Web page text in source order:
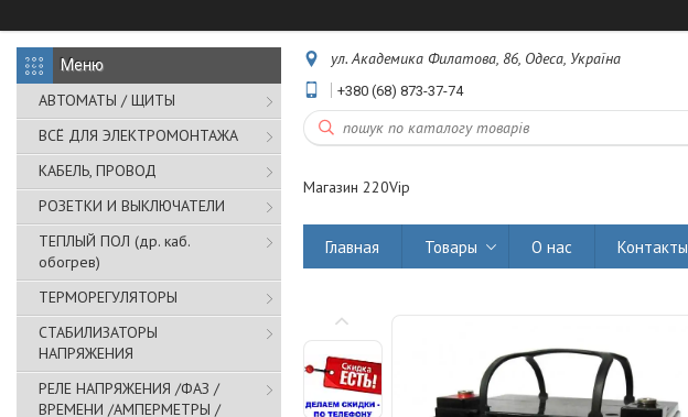
АВТОМАТЫ / ЩИТЫ
ВСЁ ДЛЯ ЭЛЕКТРОМОНТАЖА
КАБЕЛЬ, ПРОВОД
РОЗЕТКИ И ВЫКЛЮЧАТЕЛИ
ТЕПЛЫЙ ПОЛ (др. каб.
обогрев)
ТЕРМОРЕГУЛЯТОРЫ
СТАБИЛИЗАТОРЫ
НАПРЯЖЕНИЯ
РЕЛЕ НАПРЯЖЕНИЯ /ФАЗ /
ВРЕМЕНИ /АМПЕРМЕТРЫ /
ул. Академика Филатова, 86, Одеса, Україна
+380 (68) 873-37-74
Магазин 220Vip
Главная Товары О нас Контакты